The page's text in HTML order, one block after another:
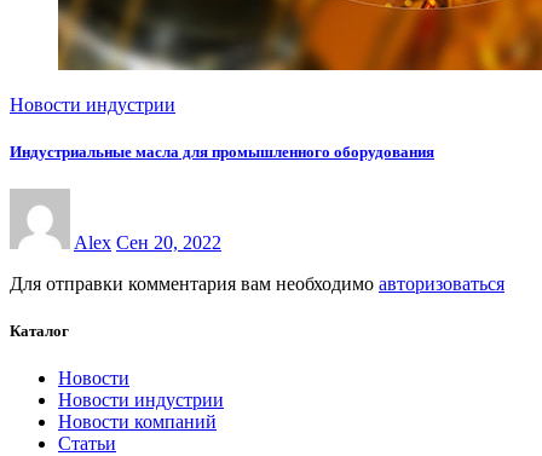
Новости индустрии
Индустриальные масла для промышленного оборудования
Alex Сен 20, 2022
Для отправки комментария вам необходимо авторизоваться
Каталог
Новости
Новости индустрии
Новости компаний
Статьи